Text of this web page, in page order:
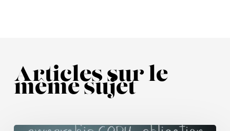
Articles sur le
même sujet